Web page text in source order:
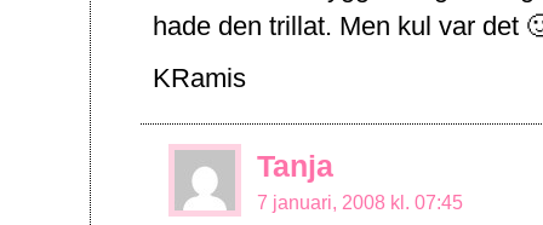
hade den trillat. Men kul var det
KRamis
Tanja
7 januari, 2008 kl. 07:45